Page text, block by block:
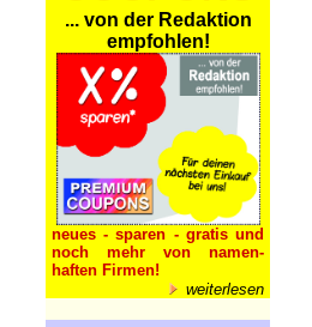
... von der Redaktion
empfohlen!
neues - sparen - gratis und
noch mehr von namen-
haften Firmen!
weiterlesen